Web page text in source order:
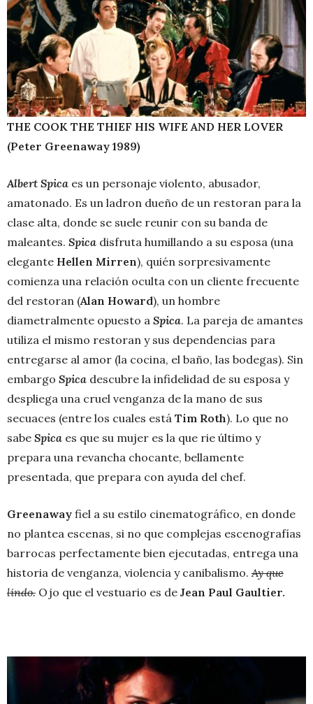
THE COOK THE THIEF HIS WIFE AND HER LOVER
(Peter Greenaway 1989)
Albert Spica es un personaje violento, abusador,
amatonado. Es un ladron dueño de un restoran para la
clase alta, donde se suele reunir con su banda de
maleantes. Spica disfruta humillando a su esposa (una
elegante Hellen Mirren), quién sorpresivamente
comienza una relación oculta con un cliente frecuente
del restoran (Alan Howard), un hombre
diametralmente opuesto a Spica. La pareja de amantes
utiliza el mismo restoran y sus dependencias para
entregarse al amor (la cocina, el baño, las bodegas). Sin
embargo Spica descubre la infidelidad de su esposa y
despliega una cruel venganza de la mano de sus
secuaces (entre los cuales está Tim Roth). Lo que no
sabe Spica es que su mujer es la que rie último y
prepara una revancha chocante, bellamente
presentada, que prepara con ayuda del chef.
Greenaway fiel a su estilo cinematográfico, en donde
no plantea escenas, si no que complejas escenografías
barrocas perfectamente bien ejecutadas, entrega una
historia de venganza, violencia y canibalismo.Ay que
lindo. Ojo que el vestuario es de Jean Paul Gaultier.